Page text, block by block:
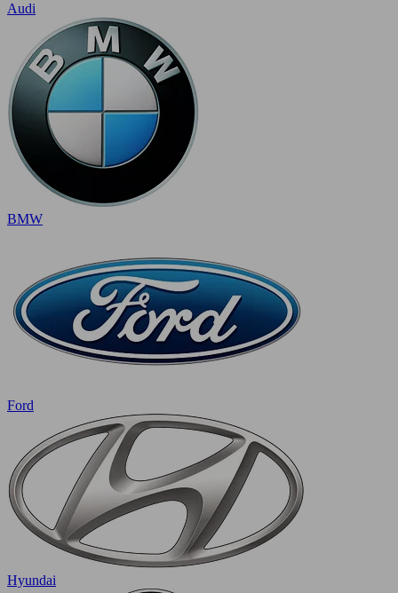
Audi
BMW
Ford
Hyundai